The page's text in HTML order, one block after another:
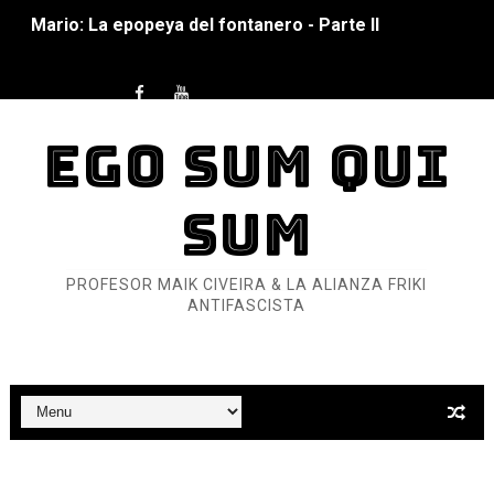
Mario: La epopeya del fontanero - Parte I
Pokémon: La película existencialista
Así se ve el fascismo en 2026... Y así se ve la
Un año para sobrevivir al mundo: Dos mil tíjiri cinco
Dioses y Monstruos: Guillermo (UNO)
EGO SUM QUI
SUM
PROFESOR MAIK CIVEIRA & LA ALIANZA FRIKI
ANTIFASCISTA